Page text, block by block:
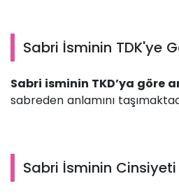
Sabri İsminin TDK'ye
Sabri isminin TKD’ya göre
sabreden anlamını
Sabri İsminin Cinsiyeti